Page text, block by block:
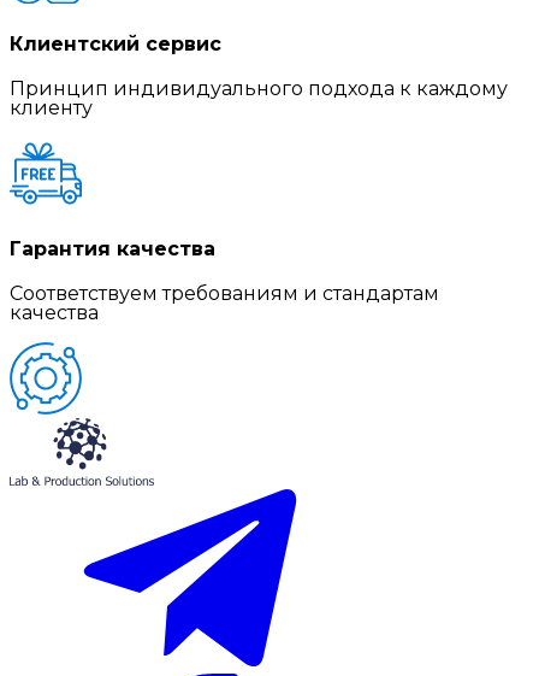
Клиентский сервис
Принцип индивидуального подхода к каждому
клиенту
Гарантия качества
Соответствуем требованиям и стандартам
качества